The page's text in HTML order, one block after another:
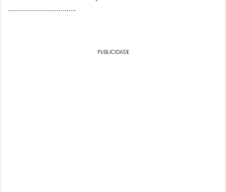
…………………………….
PUBLICIDADE